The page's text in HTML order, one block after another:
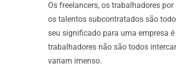
Os freelancers, os trabalhadores
os talentos subcontratados são
seu significado para uma empresa
trabalhadores não são todos
variam imenso.